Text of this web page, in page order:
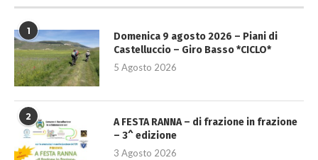
1
Domenica 9 agosto 2026 – Piani di
Castelluccio – Giro Basso *CICLO*
5 Agosto 2026
2
A FESTA RANNA – di frazione in frazione
– 3^ edizione
3 Agosto 2026